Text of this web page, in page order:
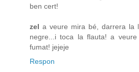
ben cert!
zel a veure mira bé, darrera la
negre...i toca la flauta! a
fumat! jejeje
Respon